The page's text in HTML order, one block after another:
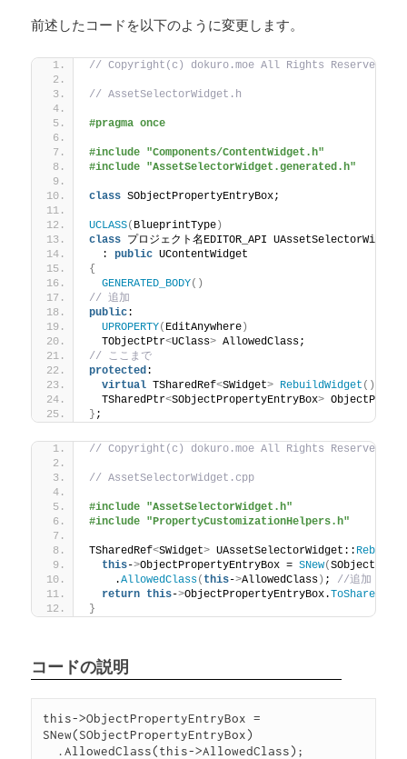
前述したコードを以下のように変更します。
// Copyright(c) dokuro.moe All Rights Reserved.
// AssetSelectorWidget.h
#pragma once
#include "Components/ContentWidget.h"
#include "AssetSelectorWidget.generated.h"
class SObjectPropertyEntryBox;
UCLASS( BlueprintType)
class プロジェクト名EDITOR_API UAssetSelectorWidget
  :
public UContentWidget
{
GENERATED_BODY()
// 追加
public:
UPROPERTY( EditAnywhere)
  TObjectPtr
<UClass> AllowedClass;
// ここまで
protected :
virtual TSharedRef<SWidget> RebuildWidget ()
  TSharedPtr
<SObjectPropertyEntryBox>
} ;
// Copyright(c) dokuro.moe All Rights Reserved.
// AssetSelectorWidget.cpp
#include "AssetSelectorWidget.h"
#include "PropertyCustomizationHelpers.h"
TSharedRef<SWidget> UAssetSelectorWidget::
this->ObjectPropertyEntryBox = SNew(
    .
AllowedClass( this->AllowedClass) ; //追加
return this->ObjectPropertyEntryBox.ToSharedRef
}
コードの説明
this->ObjectPropertyEntryBox =
SNew(SObjectPropertyEntryBox)
  .AllowedClass(this->AllowedClass);